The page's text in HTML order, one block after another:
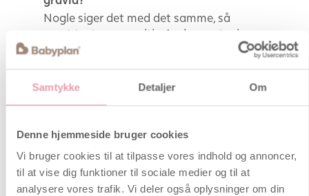
Samtykke Detaljer Om
Denne hjemmeside bruger cookies
Vi bruger cookies til at tilpasse vores indhold og annoncer,
til at vise dig funktioner til sociale medier og til at
analysere vores trafik. Vi deler også oplysninger om din
Nogle siger det med det samme, så
snart testen er positiv. Andre venter i
nogle uger – til uge 6-7 og
andre siger det når de nærmer sig
uge 12-13 og den største risiko for
Linea nigra – Pigmentstreg
Linea nigra betyder sort streg og
kommer under graviditeten når
graviditetshormonerne, østrogen og